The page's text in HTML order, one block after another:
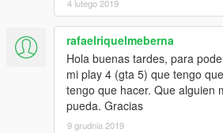
4 lutego 2019
rafaelriquelmeberna
Hola buenas tardes, para
mi play 4 (gta 5) que tengo
tengo que hacer. Que alguien
pueda. Gracias
9 grudnia 2019